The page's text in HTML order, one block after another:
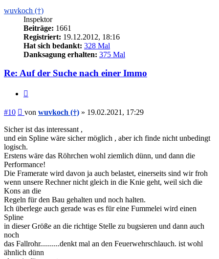
wuvkoch (†)
Inspektor
Beiträge: 1661
Registriert: 19.12.2012, 18:16
Hat sich bedankt: 328 Mal
Danksagung erhalten: 375 Mal
Re: Auf der Suche nach einer Immo
#10 Beitrag
von wuvkoch (†) » 19.02.2021, 17:29
Sicher ist das interessant ,
und ein Spline wäre sicher möglich , aber ich finde nicht unbedingt
logisch.
Erstens wäre das Röhrchen wohl ziemlich dünn, und dann die
Performance!
Die Framerate wird davon ja auch belastet, einerseits sind wir froh
wenn unsere Rechner nicht gleich in die Knie geht, weil sich die
Kons an die
Regeln für den Bau gehalten und noch halten.
Ich überlege auch gerade was es für eine Fummelei wird einen
Spline
in dieser Größe an die richtige Stelle zu bugsieren und dann auch
noch
das Fallrohr..........denkt mal an den Feuerwehrschlauch. ist wohl
ähnlich dünn